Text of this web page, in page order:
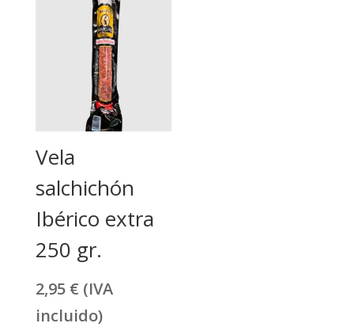
Vela
salchichón
Ibérico extra
250 gr.
2,95 € (IVA
incluido)